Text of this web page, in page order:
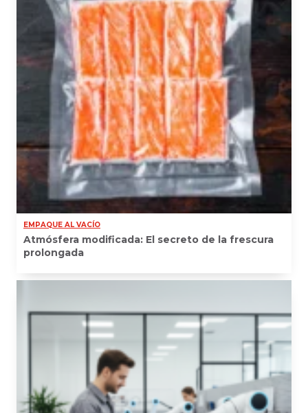
EMPAQUE AL VACÍO
Atmósfera modificada: El secreto de la frescura
prolongada